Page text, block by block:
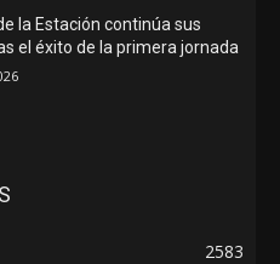
la Estación continúa sus
el éxito de la primera jornada
2583